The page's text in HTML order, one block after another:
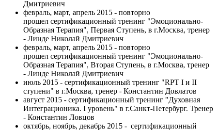
Дмитриевич
февраль, март, апрель 2015 - повторно
прошел сертификационный тренинг "Эмоционально-
Образная Терапия", Первая Ступень, в г.Москва, тренер
- Линде Николай Дмитриевич
февраль, март, апрель 2015 - повторно
прошел сертификационный тренинг "Эмоционально-
Образная Терапия", Вторая Ступень, в г.Москва, тренер
- Линде Николай Дмитриевич
июль 2015 - сертификационный тренинг "RPT I и II
ступени" в г.Москва, тренер - Константин Довлатов
август 2015 - сертификационный тренинг "Духовная
Интеграционика. I уровень" в г.Санкт-Петербург. Тренер
- Константин Ловцов
октябрь, ноябрь, декабрь 2015 - сертификационный